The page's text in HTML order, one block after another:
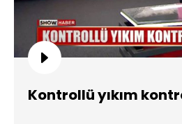
Kontrollü yıkım